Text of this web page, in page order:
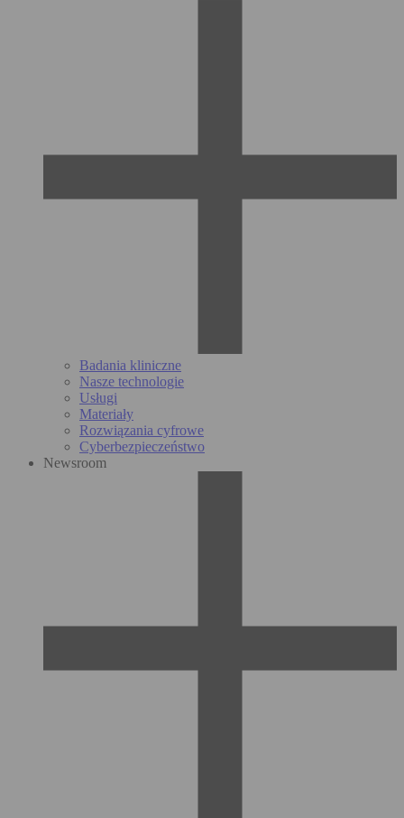
Badania kliniczne
Nasze technologie
Usługi
Materiały
Rozwiązania cyfrowe
Cyberbezpieczeństwo
Newsroom